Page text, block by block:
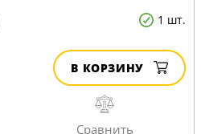
1 шт.
В КОРЗИНУ